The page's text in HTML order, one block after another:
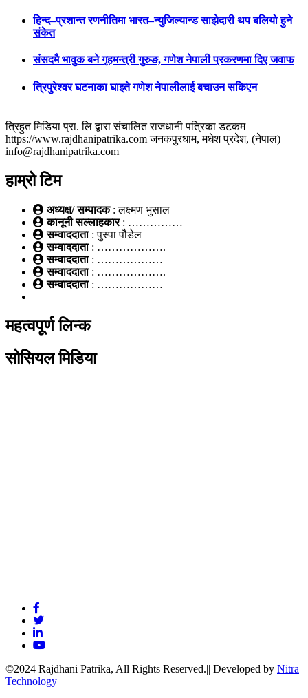
हिन्द–प्रशान्त रणनीतिमा भारत–न्युजिल्यान्ड साझेदारी थप बलियो हुने
संकेत
संसदमै भावुक बने गृहमन्त्री गुरुङ, गणेश नेपाली प्रकरणमा दिए जवाफ
त्रिपुरेश्वर घटनाका घाइते गणेश नेपालीलाई बचाउन सकिएन
त्रिहुत मिडिया प्रा. लि द्वारा संचालित राजधानी पत्रिका डटकम
https://www.rajdhanipatrika.com जनकपुरधाम, मधेश प्रदेश, (नेपाल)
info@rajdhanipatrika.com
हाम्रो टिम
अध्यक्ष/ सम्पादक: लक्ष्मण भुसाल
कानूनी सल्लाहकार : ……………
सम्वाददाता: पुस्पा पौडेल
सम्वाददाता : ……………….
सम्वाददाता: ………………
सम्वाददाता: ……………….
सम्वाददाता: ………………
महत्वपूर्ण लिन्क
सोसियल मिडिया
©2024 Rajdhani Patrika, All Rights Reserved.|| Developed by Nitra
Technology